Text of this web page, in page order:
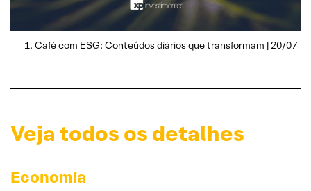
Café com ESG: Conteúdos diários que transformam | 20/07
Veja todos os detalhes
Economia